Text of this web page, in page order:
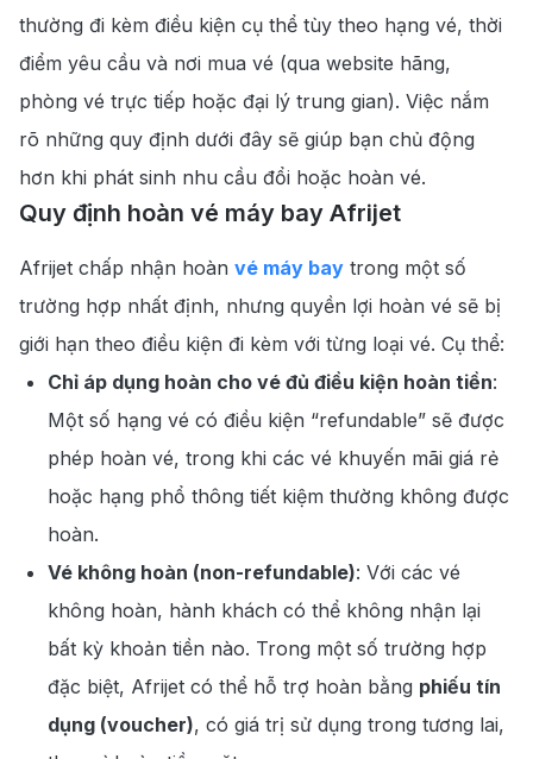
thường đi kèm điều kiện cụ thể tùy theo hạng vé, thời
điểm yêu cầu và nơi mua vé (qua website hãng,
phòng vé trực tiếp hoặc đại lý trung gian). Việc nắm
rõ những quy định dưới đây sẽ giúp bạn chủ động
hơn khi phát sinh nhu cầu đổi hoặc hoàn vé.
Quy định hoàn vé máy bay Afrijet
Afrijet chấp nhận hoàn vé máy bay trong một số
trường hợp nhất định, nhưng quyền lợi hoàn vé sẽ bị
giới hạn theo điều kiện đi kèm với từng loại vé. Cụ thể:
Chỉ áp dụng hoàn cho vé đủ điều kiện hoàn tiền:
Một số hạng vé có điều kiện “refundable” sẽ được
phép hoàn vé, trong khi các vé khuyến mãi giá rẻ
hoặc hạng phổ thông tiết kiệm thường không được
hoàn.
Vé không hoàn (non-refundable): Với các vé
không hoàn, hành khách có thể không nhận lại
bất kỳ khoản tiền nào. Trong một số trường hợp
đặc biệt, Afrijet có thể hỗ trợ hoàn bằng phiếu tín
dụng (voucher), có giá trị sử dụng trong tương lai,